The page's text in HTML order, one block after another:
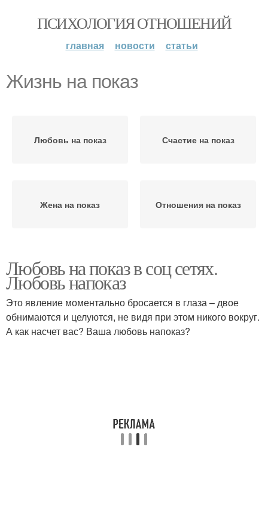
ПСИХОЛОГИЯ ОТНОШЕНИЙ
главная новости статьи
Жизнь на показ
Любовь на показ Счастие на показ
Жена на показ Отношения на показ
Любовь на показ в соц сетях.
Любовь напоказ
Это явление моментально бросается в глаза – двое
обнимаются и целуются, не видя при этом никого вокруг.
А как насчет вас? Ваша любовь напоказ?